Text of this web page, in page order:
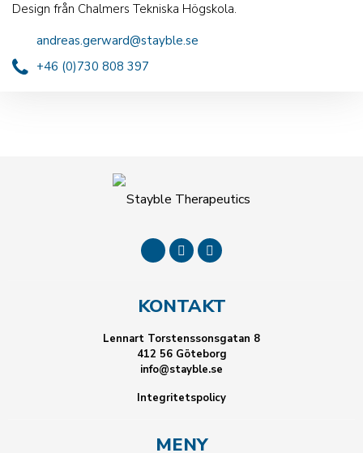
Design från Chalmers Tekniska Högskola.
andreas.gerward@stayble.se
+46 (0)730 808 397
KONTAKT
Lennart Torstenssonsgatan 8
412 56 Göteborg
info@stayble.se
Integritetspolicy
MENY